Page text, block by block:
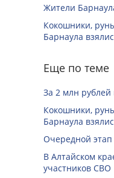
Жители
Кокошники,
Барнаула
Еще по теме
За 2 млн рублей
Кокошники,
Барнаула
Очередной этап
В Алтайском
участников СВО